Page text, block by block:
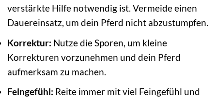
verstärkte Hilfe notwendig ist. Vermeide einen
Dauereinsatz, um dein Pferd nicht abzustumpfen.
Korrektur: Nutze die Sporen, um kleine
Korrekturen vorzunehmen und dein Pferd
aufmerksam zu machen.
Feingefühl: Reite immer mit viel Feingefühl und